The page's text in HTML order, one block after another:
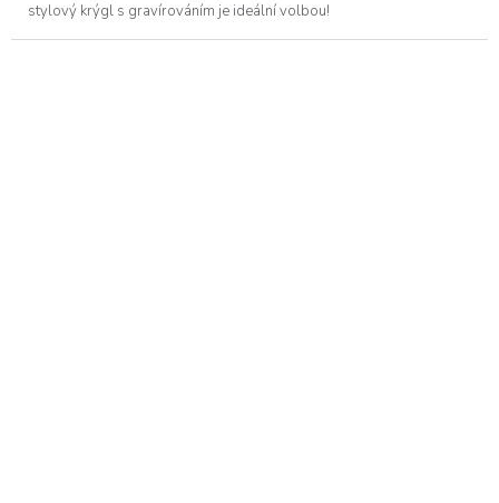
stylový krýgl s gravírováním je ideální volbou!